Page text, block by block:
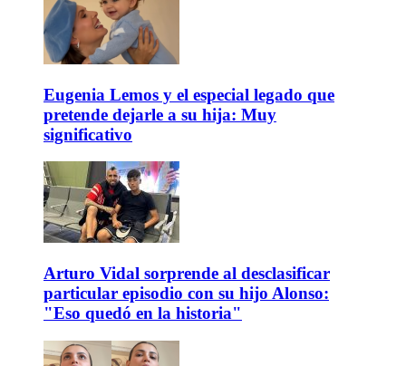
Eugenia Lemos y el especial legado que
pretende dejarle a su hija: Muy
significativo
Arturo Vidal sorprende al desclasificar
particular episodio con su hijo Alonso:
"Eso quedó en la historia"